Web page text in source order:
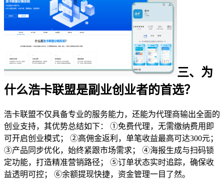
三、为
什么浩卡联盟是副业创业者的首选？
浩卡联盟不仅具备专业的服务能力，还能为代理商输出全面的
创业支持，其优势总结如下： ①免费代理，无需缴纳费用即
可开启创业模式； ②高佣金返利，单笔收益最高可达300元；
③产品同步优化，始终紧跟市场需求； ④海报生成与扫码锁
定功能，打造精准营销路径； ⑤订单状态实时追踪，确保收
益透明可控； ⑥余额提现快捷，资金管理一目了然。